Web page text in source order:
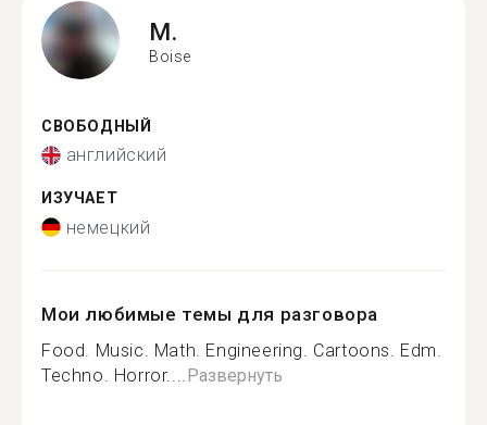
M.
Boise
СВОБОДНЫЙ
английский
ИЗУЧАЕТ
немецкий
Мои любимые темы для разговора
Food. Music. Math. Engineering. Cartoons. Edm.
Techno. Horror.... Развернуть